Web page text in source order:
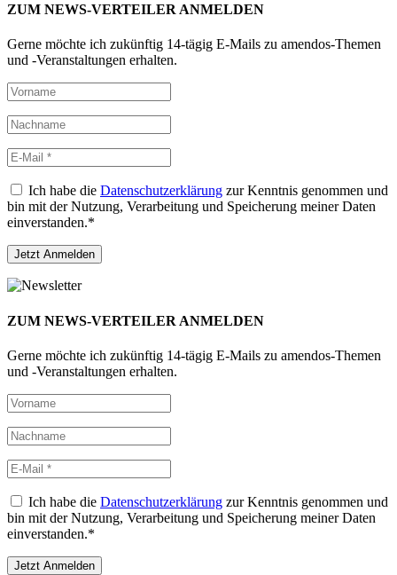
ZUM NEWS-VERTEILER ANMELDEN
Gerne möchte ich zukünftig 14-tägig E-Mails zu amendos-Themen
und -Veranstaltungen erhalten.
Ich habe die Datenschutzerklärung zur Kenntnis genommen und
bin mit der Nutzung, Verarbeitung und Speicherung meiner Daten
einverstanden.*
ZUM NEWS-VERTEILER ANMELDEN
Gerne möchte ich zukünftig 14-tägig E-Mails zu amendos-Themen
und -Veranstaltungen erhalten.
Ich habe die Datenschutzerklärung zur Kenntnis genommen und
bin mit der Nutzung, Verarbeitung und Speicherung meiner Daten
einverstanden.*